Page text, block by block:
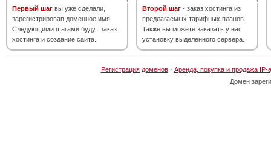
Первый шаг вы уже сделали,
зарегистрировав доменное имя.
Следующими шагами будут заказ
хостинга и создание сайта.
Второй шаг - заказ хостинга из
предлагаемых тарифных планов.
Также вы можете заказать у нас
установку выделенного сервера.
Регистрация доменов· Аренда, покупка и продажа IP-
Домен